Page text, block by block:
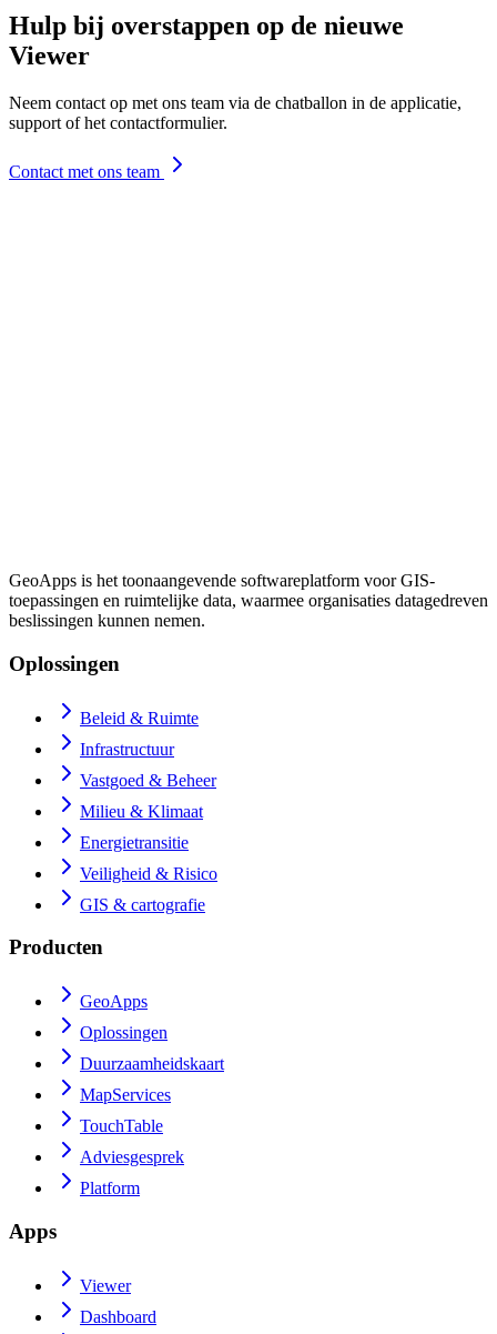
Hulp bij overstappen op de nieuwe
Viewer
Neem contact op met ons team via de chatballon in de applicatie,
support of het contactformulier.
Contact met ons team
GeoApps is het toonaangevende softwareplatform voor GIS-
toepassingen en ruimtelijke data, waarmee organisaties datagedreven
beslissingen kunnen nemen.
Oplossingen
Beleid & Ruimte
Infrastructuur
Vastgoed & Beheer
Milieu & Klimaat
Energietransitie
Veiligheid & Risico
GIS & cartografie
Producten
GeoApps
Oplossingen
Duurzaamheidskaart
MapServices
TouchTable
Adviesgesprek
Platform
Apps
Viewer
Dashboard